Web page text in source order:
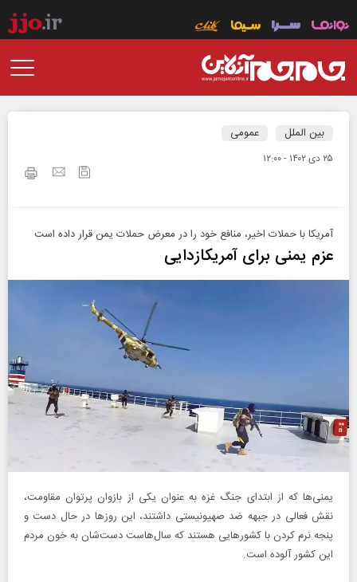
بین الملل عمومی
۲۵ دی ۱۴۰۲ - ۱۲:۰۰
آمریكا با حملات اخیر، منافع خود را در معرض حملات یمن قرار داده است
عزم یمنی برای آمریکازدایی
یمنی‌ها كه از ابتدای جنگ غزه به عنوان یكی از بازوان پرتوان مقاومت،
نقش فعالی در جبهه ضد صهیونیستی داشتند، این‌ روزها در حال دست و
پنجه نرم كردن با كشورهایی هستند كه سال‌هاست دست‌شان به خون مردم
این كشور آلوده است.